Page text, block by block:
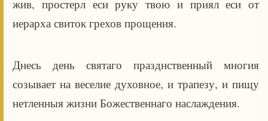
жив, простерл еси руку твою и приял еси от
иерарха свиток грехов прощения.
Днесь день святаго празднственный многия
созывает на веселие духовное, и трапезу, и пищу
нетленныя жизни Божественнаго наслаждения.